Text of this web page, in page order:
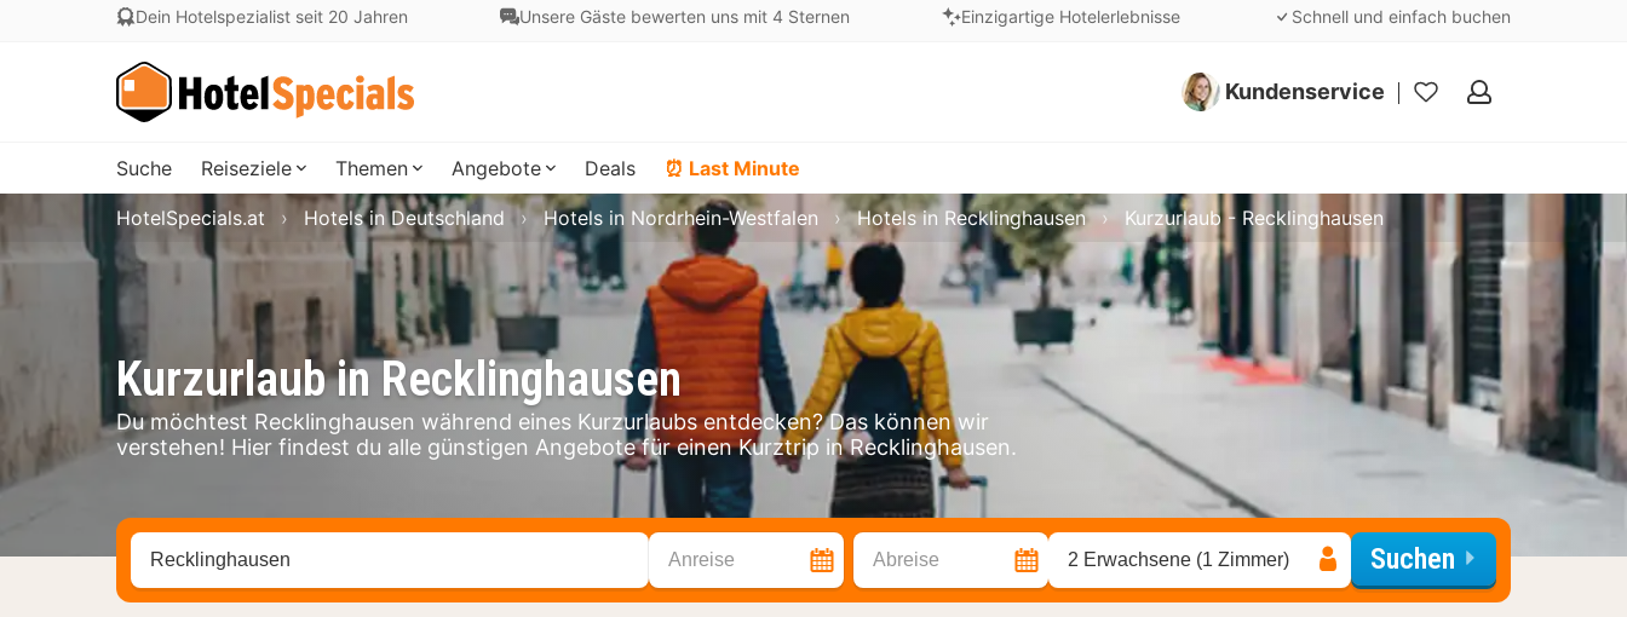
Dein Hotelspezialist seit 20 Jahren Unsere Gäste bewerten uns mit 4 Sternen Einzigartige Hotelerlebnisse Schnell und einfach buchen
Kundenservice
Meine
Suche Reiseziele Themen Angebote Deals ⏰ Last Minute
Kurzurlaub in Recklinghausen
Du möchtest Recklinghausen während eines Kurzurlaubs entdecken? Das können wir
verstehen! Hier findest du alle günstigen Angebote für einen Kurztrip in Recklinghausen.
HotelSpecials.at Hotels in Deutschland Hotels in Nordrhein-Westfalen Hotels in Recklinghausen Kurzurlaub - Recklinghausen
Stadt, Region oder Hotel suchen Anreise Abreise 2 Erwachsene (1 Zimmer) Suchen